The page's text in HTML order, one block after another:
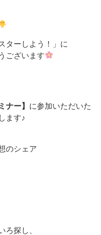
ターしよう！」に
ございます
ナー】 に参加いただいた
ます♪
のシェア
ろ探し、